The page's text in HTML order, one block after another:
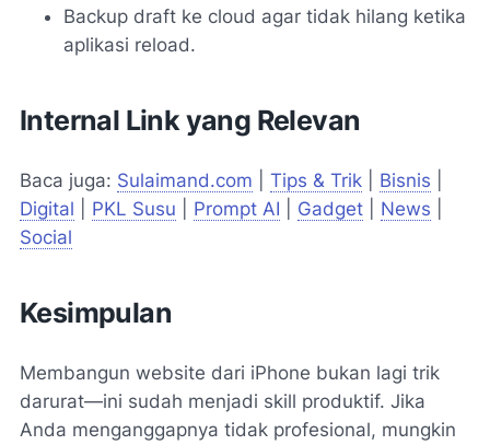
Backup draft ke cloud agar tidak hilang ketika
aplikasi reload.
Internal Link yang Relevan
Baca juga: Sulaimand.com Tips & Trik Bisnis
Digital
PKL Susu Prompt AI Gadget News
Social
Kesimpulan
Membangun website dari iPhone bukan lagi trik
darurat—ini sudah menjadi skill produktif. Jika
Anda menganggapnya tidak profesional, mungkin